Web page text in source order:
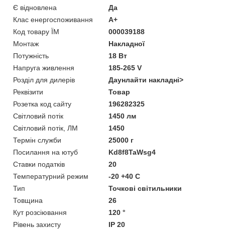
Є відновлена
Да
Клас енергоспоживання
A+
Код товару ЇМ
000039188
Монтаж
Накладної
Потужність
18 Вт
Напруга живлення
185-265 V
Розділ для дилерів
Даунлайти накладні>
Реквізити
Товар
Розетка код сайту
196282325
Світловий потік
1450 лм
Світловий потік, ЛМ
1450
Термін служби
25000 г
Посилання на ютуб
Kd8f8TaWsg4
Ставки податків
20
Температурний режим
-20 +40 C
Тип
Точкові світильники
Товщина
26
Кут розсіювання
120 °
Рівень захисту
IP 20